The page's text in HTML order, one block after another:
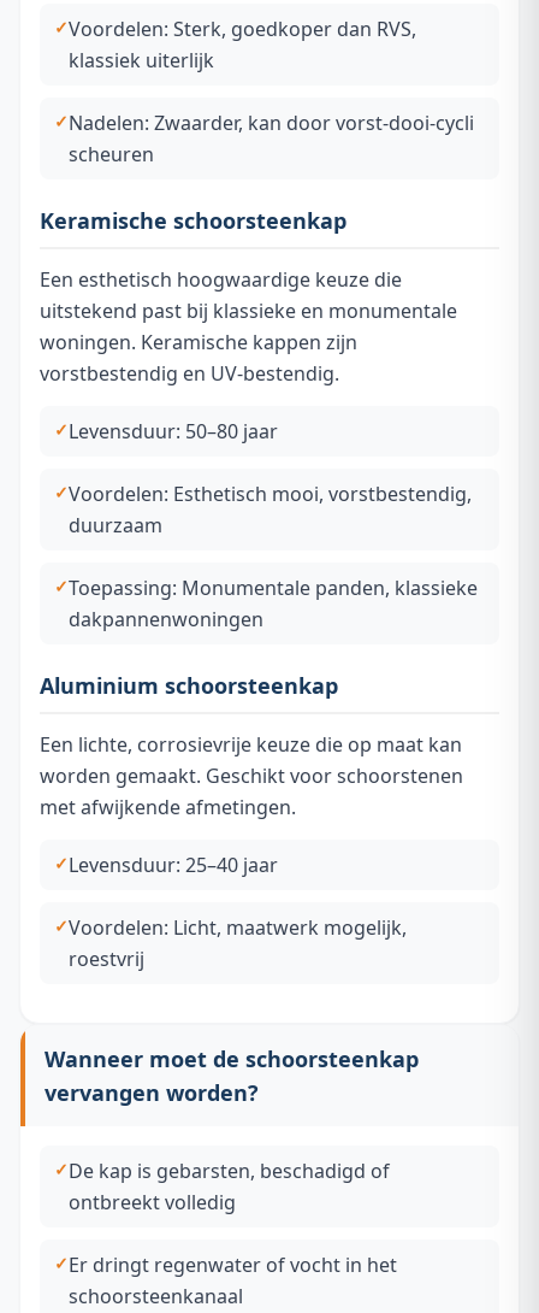
Voordelen: Sterk, goedkoper dan RVS,
klassiek uiterlijk
Nadelen: Zwaarder, kan door vorst-dooi-cycli
scheuren
Keramische schoorsteenkap
Een esthetisch hoogwaardige keuze die
uitstekend past bij klassieke en monumentale
woningen. Keramische kappen zijn
vorstbestendig en UV-bestendig.
Levensduur: 50–80 jaar
Voordelen: Esthetisch mooi, vorstbestendig,
duurzaam
Toepassing: Monumentale panden, klassieke
dakpannenwoningen
Aluminium schoorsteenkap
Een lichte, corrosievrije keuze die op maat kan
worden gemaakt. Geschikt voor schoorstenen
met afwijkende afmetingen.
Levensduur: 25–40 jaar
Voordelen: Licht, maatwerk mogelijk,
roestvrij
Wanneer moet de schoorsteenkap
vervangen worden?
De kap is gebarsten, beschadigd of
ontbreekt volledig
Er dringt regenwater of vocht in het
schoorsteenkanaal